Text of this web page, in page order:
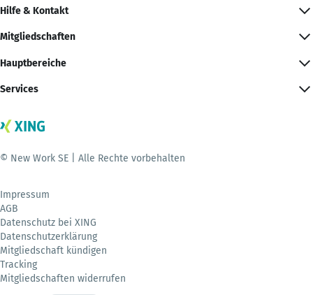
Hilfe & Kontakt
Mitgliedschaften
Hauptbereiche
Services
© New Work SE | Alle Rechte vorbehalten
Impressum
AGB
Datenschutz bei XING
Datenschutzerklärung
Mitgliedschaft kündigen
Tracking
Mitgliedschaften widerrufen